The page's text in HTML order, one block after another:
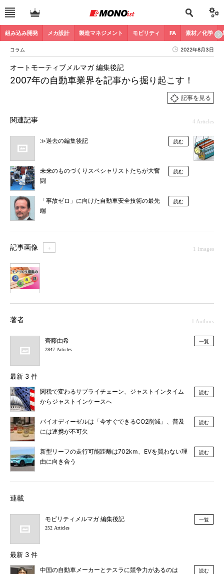
組み込み開発 メカ設計 製造マネジメント モビリティ FA 素材／化学
コラム 2022年8月3日
2007年の自動車業界を記事から掘り起こす！
オートモーティブメルマガ 編集後記
記事を見る
関連記事 4 Articles
≫過去の編集後記 読む
未来のものづくりスペシャリストたちが大奮
闘
読む
「事故ゼロ」に向けた自動車安全技術の最先
端
読む
記事画像 ＋ 1 Images
著者 1 Authors
齊藤由希
2847 Articles
一覧
最新 3 件
関税で変わるサプライチェーン、ジャストインタイム
からジャストインケースへ
読む
バイオディーゼルは「今すぐできるCO2削減」、普及
には連携が不可欠
読む
新型リーフの走行可能距離は702km、EVを買わない理
由に向き合う
読む
連載
モビリティメルマガ 編集後記
252 Articles
一覧
最新 3 件
中国の自動車メーカーとテスラに競争力があるのは
読む